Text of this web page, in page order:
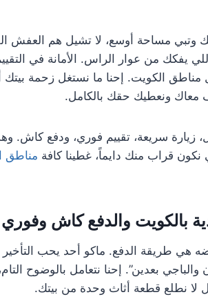
وتبي مساحة أوسع، لا تشيل هم العفش
يفكك من عوار الراس. الأمانة في
الكويت. إحنا ما نستغل زحمة بيتك
معاك ونعطيك حقك بالكامل.
زيارة سريعة، تقييم فوري، ودفع كاش.
نكون قراب منك دايماً، غطينا كافة مناطق
بالكويت والدفع كاش وفوري
هي طريقة الدفع. ماكو أحد يحب التأخير
والباجي بعدين”. إحنا نتعامل بالوضوح
لا نطلع قطعة أثاث وحدة من بيتك.